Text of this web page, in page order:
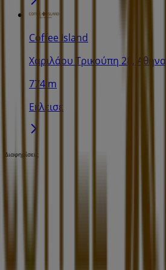
Coffee Island
Χαριλάου Τρικούπη 28, Αθήνα
774 m
Εκλεισε
Διαφημίσεις